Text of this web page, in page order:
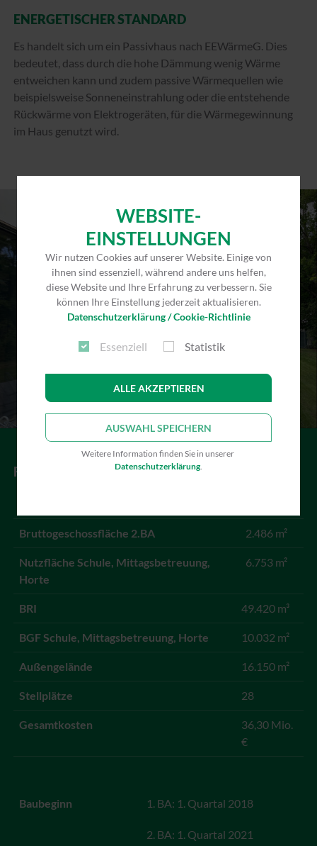
ENERGETISCHER STANDARD
Es handelt sich um ein Passivhaus nach EEWärmeG. Dies
bedeutet, dass durch die hohe Dämmung wenig Wärme
entweichen kann und zudem passive Wärmequellen wie
beispielsweise Sonneneinstrahlung oder die entstehende
Rückwärme von Elektrogeräten, für die Wärmegewinnung
im Haus genutzt wird.
FAKTEN
Bruttogeschossfläche 2.BA 2.486 m²
Nutzfläche Schule, Mittagsbetreuung,
Horte
6.753 m²
BRI 49.420 m³
BGF Schule, Mittagsbetreuung, Horte 10.032 m²
Außengelände 16.150 m²
Stellplätze 28
Gesamtkosten
36,30 Mio.
€
Baubeginn 1. BA: 1. Quartal 2018
2. BA: 1. Quartal 2021
WEBSITE-
EINSTELLUNGEN
Wir nutzen Cookies auf unserer Website. Einige von
ihnen sind essenziell, während andere uns helfen,
diese Website und Ihre Erfahrung zu verbessern. Sie
können Ihre Einstellung jederzeit aktualisieren.
Datenschutzerklärung / Cookie-Richtlinie
Essenziell Statistik
ALLE AKZEPTIEREN
AUSWAHL SPEICHERN
Weitere Information finden Sie in unserer
Datenschutzerklärung.